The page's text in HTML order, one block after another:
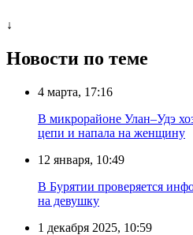
↓
Новости по теме
4 марта, 17:16
В микрорайоне Улан–Удэ
цепи и напала на женщину
12 января, 10:49
В Бурятии проверяется
на девушку
1 декабря 2025, 10:59